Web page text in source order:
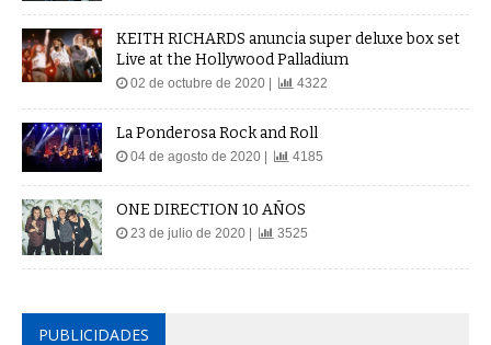
KEITH RICHARDS anuncia super deluxe box set
Live at the Hollywood Palladium
02 de octubre de 2020 | 4322
La Ponderosa Rock and Roll
04 de agosto de 2020 | 4185
ONE DIRECTION 10 AÑOS
23 de julio de 2020 | 3525
PUBLICIDADES